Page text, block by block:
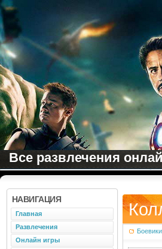
Все развлечения
Боевики
НАВИГАЦИЯ
Главная
Развлечения
Онлайн игры